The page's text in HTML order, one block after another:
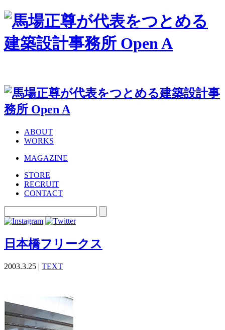
ABOUT
WORKS
MAGAZINE
STORE
RECRUIT
CONTACT
日本橋フリークス
2003.3.25 | TEXT